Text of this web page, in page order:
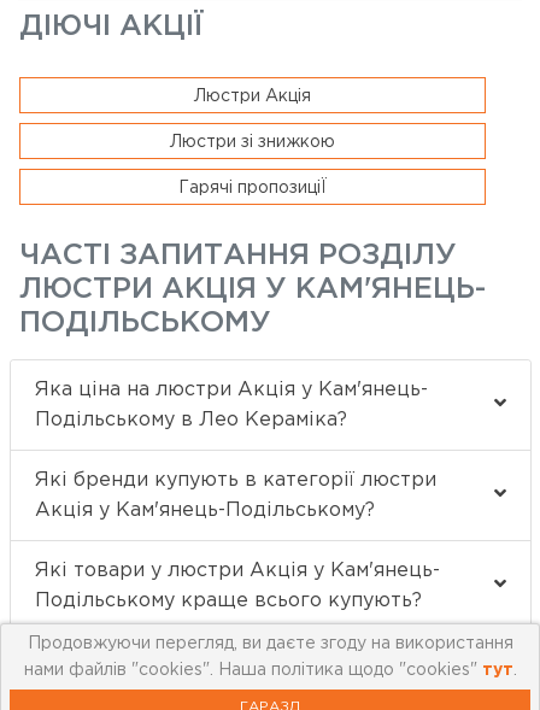
ДІЮЧІ АКЦІЇ
Люстри Акція
Люстри зі знижкою
Гарячі пропозиціЇ
ЧАСТІ ЗАПИТАННЯ РОЗДІЛУ
ЛЮСТРИ АКЦІЯ У КАМ'ЯНЕЦЬ-
ПОДІЛЬСЬКОМУ
Яка ціна на люстри Акція у Кам'янець-
Подільському в Лео Кераміка?
Які бренди купують в категорії люстри
Акція у Кам'янець-Подільському?
Які товари у люстри Акція у Кам'янець-
Подільському краще всього купують?
Продовжуючи перегляд, ви даєте згоду на використання
нами файлів "cookies". Наша політика щодо "cookies" тут
ГАРАЗД